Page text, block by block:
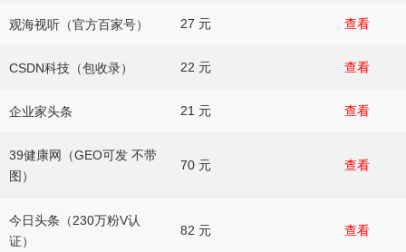
观海视听（官方百家号） 27 元 查看
CSDN科技（包收录） 22 元 查看
企业家头条 21 元 查看
39健康网（GEO可发 不带
图）
70 元 查看
今日头条（230万粉V认
证）
82 元 查看